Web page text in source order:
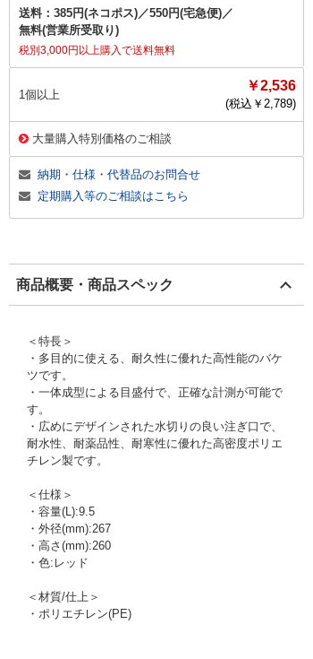
送料： 385円(ネコポス)／550円(宅急便)／
無料(営業所受取り)
税別3,000円以上購入で送料無料
1個以上
￥2,536
(税込￥ 2,789)
大量購入特別価格のご相談
納期・仕様・代替品のお問合せ
定期購入等のご相談はこちら
商品概要・商品スペック
＜特長＞
・多目的に使える、耐久性に優れた高性能のバケ
ツです。
・一体成型による目盛付で、正確な計測が可能で
す。
・広めにデザインされた水切りの良い注ぎ口で、
耐水性、耐薬品性、耐寒性に優れた高密度ポリエ
チレン製です。
＜仕様＞
・容量(L):9.5
・外径(mm):267
・高さ(mm):260
・色:レッド
＜材質/仕上＞
・ポリエチレン(PE)